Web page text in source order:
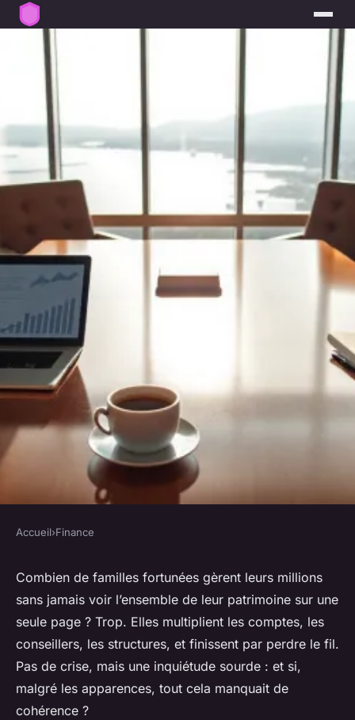
Comment un family office à
Genève optimise votre
patrimoine
Imran•21/04/2026 11:41• 10 min de lecture
Accueil›Finance
Combien de familles fortunées gèrent leurs millions
sans jamais voir l’ensemble de leur patrimoine sur une
seule page ? Trop. Elles multiplient les comptes, les
conseillers, les structures, et finissent par perdre le fil.
Pas de crise, mais une inquiétude sourde : et si,
malgré les apparences, tout cela manquait de
cohérence ?